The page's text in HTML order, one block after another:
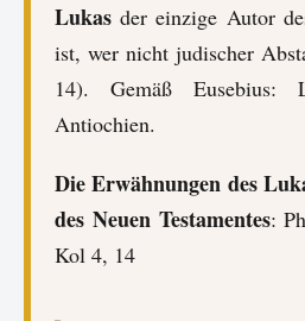
Lukas der einzige Autor
ist, wer nicht judischer
14). Gemäß Eusebius:
Antiochien.
Die Erwähnungen des
des Neuen Testamentes:
Kol 4, 14